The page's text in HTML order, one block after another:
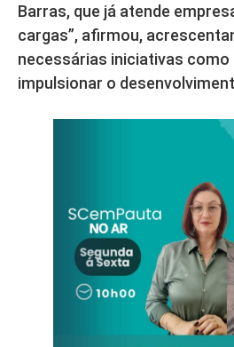
Barras, que já atende
cargas”, afirmou,
necessárias iniciativas como
impulsionar o